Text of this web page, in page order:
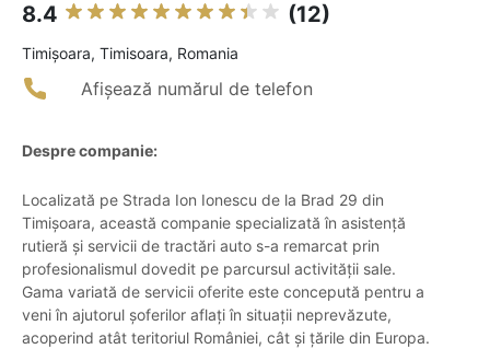
8.4 (12)
Timişoara, Timisoara, Romania
Afișează numărul de telefon
Despre companie:
Localizată pe Strada Ion Ionescu de la Brad 29 din
Timișoara, această companie specializată în asistență
rutieră și servicii de tractări auto s-a remarcat prin
profesionalismul dovedit pe parcursul activității sale.
Gama variată de servicii oferite este concepută pentru a
veni în ajutorul șoferilor aflați în situații neprevăzute,
acoperind atât teritoriul României, cât și țările din Europa.